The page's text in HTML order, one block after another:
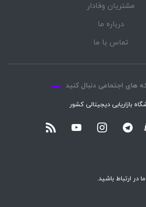
مشتریان وفادار
درباره ما
تماس با ما
های اجتماعی دنبال کنید
بازاریابی دیجیتالی کشور
در ارتباط باشید.